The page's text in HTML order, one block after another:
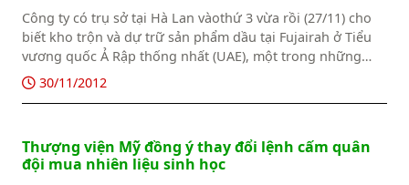
Công ty có trụ sở tại Hà Lan vàothứ 3 vừa rồi (27/11) cho
biết kho trộn và dự trữ sản phẩm dầu tại Fujairah ở Tiểu
vương quốc Ả Rập thống nhất (UAE), một trong những
khu dự trữ chiến lược tại Trung Đông, không được dùng
để xử lý dầu Iran.
30/11/2012
Thượng viện Mỹ đồng ý thay đổi lệnh cấm quân
đội mua nhiên liệu sinh học